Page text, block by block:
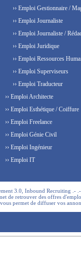
›› Emploi Gestionnaire /
›› Emploi Journaliste
›› Emploi Journaliste /
›› Emploi Juridique
›› Emploi Ressources
›› Emploi Superviseurs
›› Emploi Traducteur
›› Emploi Architecte
›› Emploi Esthétique / Coiffure
›› Emploi Freelance
›› Emploi Génie Civil
›› Emploi Ingénieur
›› Emploi IT
3.0, Inbound Recruiting .-
de retrouver des offres
permet de diffuser vos